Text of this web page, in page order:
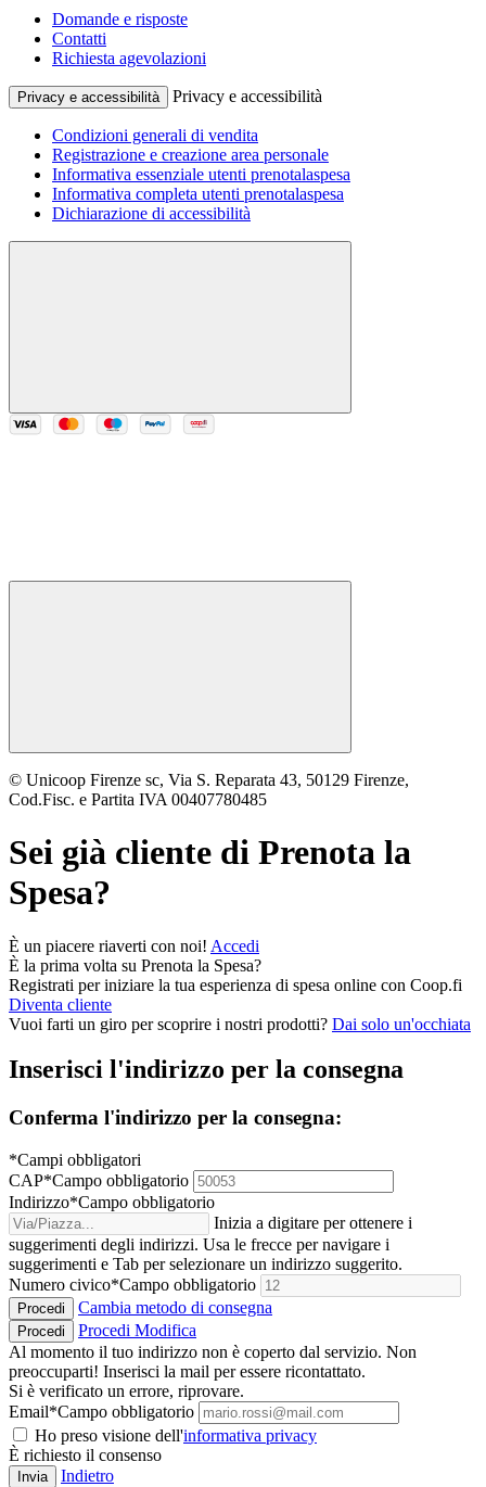
Domande e risposte
Contatti
Richiesta agevolazioni
Privacy e accessibilità Privacy e accessibilità
Condizioni generali di vendita
Registrazione e creazione area personale
Informativa essenziale utenti prenotalaspesa
Informativa completa utenti prenotalaspesa
Dichiarazione di accessibilità
© Unicoop Firenze sc, Via S. Reparata 43, 50129 Firenze,
Cod.Fisc. e Partita IVA 00407780485
Sei già cliente di Prenota la
Spesa?
È un piacere riaverti con noi! Accedi
È la prima volta su Prenota la Spesa?
Registrati per iniziare la tua esperienza di spesa online con Coop.fi
Diventa cliente
Vuoi farti un giro per scoprire i nostri prodotti? Dai solo un'occhiata
Inserisci l'indirizzo per la consegna
Conferma l'indirizzo per la consegna:
*Campi obbligatori
CAP*Campo obbligatorio
Indirizzo*Campo obbligatorio
Inizia a digitare per ottenere i
suggerimenti degli indirizzi. Usa le frecce per navigare i
suggerimenti e Tab per selezionare un indirizzo suggerito.
Numero civico*Campo obbligatorio
Procedi Cambia metodo di consegna
Procedi Procedi Modifica
Al momento il tuo indirizzo non è coperto dal servizio. Non
preoccuparti! Inserisci la mail per essere ricontattato.
Si è verificato un errore, riprovare.
Email*Campo obbligatorio
Ho preso visione dell'informativa privacy
È richiesto il consenso
Invia Indietro